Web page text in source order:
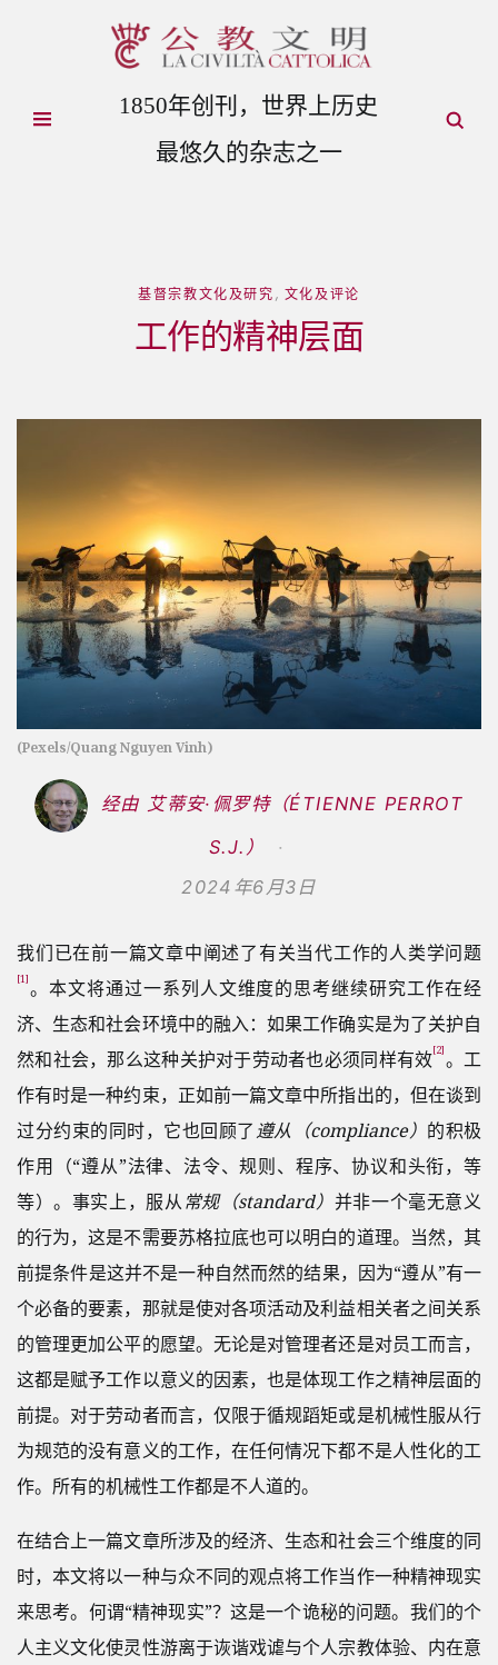
1850年创刊，世界上历史
最悠久的杂志之一
基督宗教文化及研究 , 文化及评论
工作的精神层面
(Pexels/Quang Nguyen Vinh)
经由 艾蒂安·佩罗特（ÉTIENNE PERROT
S.J.）
2024年6月3日
我们已在前一篇文章中阐述了有关当代工作的人类学问题
[1]。本文将通过一系列人文维度的思考继续研究工作在经
济、生态和社会环境中的融入：如果工作确实是为了关护自
然和社会，那么这种关护对于劳动者也必须同样有效[2]。工
作有时是一种约束，正如前一篇文章中所指出的，但在谈到
过分约束的同时，它也回顾了遵从（compliance） 的积极
作用（“遵从”法律、法令、规则、程序、协议和头衔，等
等）。事实上，服从常规（standard） 并非一个毫无意义
的行为，这是不需要苏格拉底也可以明白的道理。当然，其
前提条件是这并不是一种自然而然的结果，因为“遵从”有一
个必备的要素，那就是使对各项活动及利益相关者之间关系
的管理更加公平的愿望。无论是对管理者还是对员工而言，
这都是赋予工作以意义的因素，也是体现工作之精神层面的
前提。对于劳动者而言，仅限于循规蹈矩或是机械性服从行
为规范的没有意义的工作，在任何情况下都不是人性化的工
作。所有的机械性工作都是不人道的。
在结合上一篇文章所涉及的经济、生态和社会三个维度的同
时，本文将以一种与众不同的观点将工作当作一种精神现实
来思考。何谓“精神现实”？这是一个诡秘的问题。我们的个
人主义文化使灵性游离于诙谐戏谑与个人宗教体验、内在意